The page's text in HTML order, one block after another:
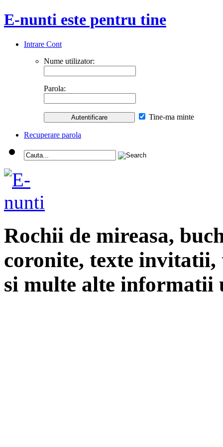
E-nunti este pentru tine
Intrare Cont
Nume utilizator:
Parola:
Tine-ma minte
Recuperare parola
Rochii de mireasa,
coronite, texte
si multe alte informatii